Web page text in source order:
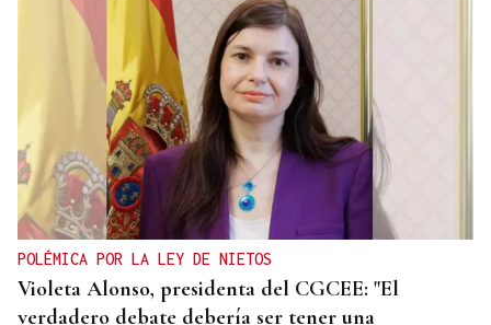
POLÉMICA POR LA LEY DE NIETOS
Violeta Alonso, presidenta del CGCEE: "El
verdadero debate debería ser tener una